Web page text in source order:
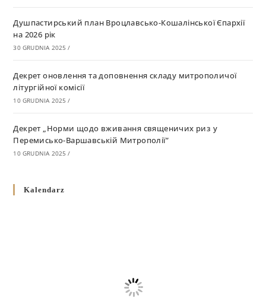
Душпастирський план Вроцлавсько-Кошалінської Єпархії
на 2026 рік
30 GRUDNIA 2025 /
Декрет оновлення та доповнення складу митрополичої
літургійної комісії
10 GRUDNIA 2025 /
Декрет „Норми щодо вживання священичих риз у
Перемисько-Варшавській Митрополії”
10 GRUDNIA 2025 /
григоріанським календарем
Душпастирський план Вроцлавсько-Кошалінської єпархії
Kalendarz